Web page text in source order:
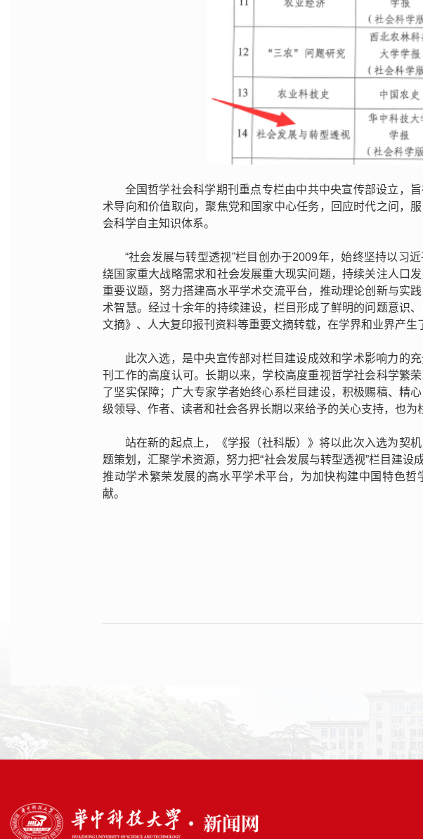
全国哲学社会科学期刊重点专栏由中共中央宣传部设立，
术导向和价值取向，聚焦党和国家中心任务，回应时代之问，
会科学自主知识体系。
“社会发展与转型透视”栏目创办于2009年，始终坚持以习
绕国家重大战略需求和社会发展重大现实问题，持续关注人口
重要议题，努力搭建高水平学术交流平台，推动理论创新与实
术智慧。经过十余年的持续建设，栏目形成了鲜明的问题意识
文摘》、人大复印报刊资料等重要文摘转载，在学界和业界产生
此次入选，是中央宣传部对栏目建设成效和学术影响力的
刊工作的高度认可。长期以来，学校高度重视哲学社会科学繁
了坚实保障；广大专家学者始终心系栏目建设，积极赐稿、精
级领导、作者、读者和社会各界长期以来给予的关心支持，也为
站在新的起点上，《学报（社科版）》将以此次入选为契
题策划，汇聚学术资源，努力把“社会发展与转型透视”栏目建设
推动学术繁荣发展的高水平学术平台，为加快构建中国特色
献。